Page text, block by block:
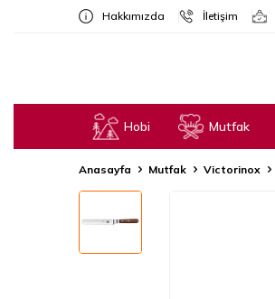
Hakkımızda İletişim
Hobi Mutfak
Anasayfa Mutfak Victorinox